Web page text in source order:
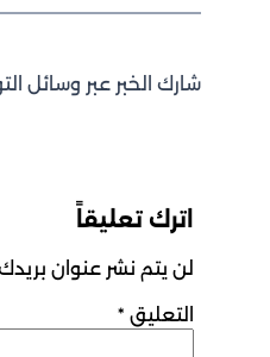
شارك الخبر عبر وسائل
اترك تعليقاً
لن يتم نشر عنوان بريدك
التعليق *